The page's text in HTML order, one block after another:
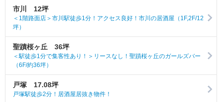
市川 12坪
＜1階路面店＞市川駅徒歩1分！アクセス良好！市川の居酒屋（1F,2F/12
坪）
聖蹟桜ヶ丘 36坪
＜駅徒歩1分で集客性あり！＞リースなし！聖蹟桜ヶ丘のガールズバー
（6F/約36坪）
戸塚 17.08坪
戸塚駅徒歩2分！居酒屋居抜き物件！